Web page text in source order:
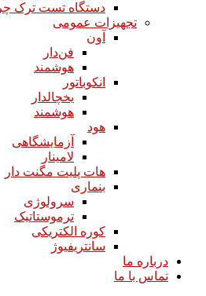
دستگاه تست ترک
تجهیزات عمومی
آون
فن‌دار
هوشمند
انکوباتور
یخچالدار
هوشمند
هود
آزمایشگاهی
لامینار​​​​​​​
هات پلیت مگنت دار​​​​​​​
بنماری
سرولوژی
ترموستاتیک
کوره الکتریکی
سانتریفیوژ
درباره ما
تماس با ما